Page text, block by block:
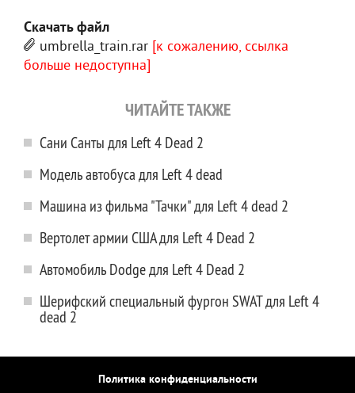
Скачать файл
umbrella_train.rar [к сожалению, ссылка
больше недоступна]
ЧИТАЙТЕ ТАКЖЕ
Сани Санты для Left 4 Dead 2
Модель автобуса для Left 4 dead
Машина из фильма "Тачки" для Left 4 dead 2
Вертолет армии США для Left 4 Dead 2
Автомобиль Dodge для Left 4 Dead 2
Шерифский специальный фургон SWAT для Left 4
dead 2
Политика конфиденциальности